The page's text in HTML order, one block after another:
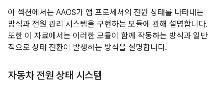
이 섹션에서는 AAOS가 앱 프로세서의 전원 상태를 나타내는
방식과 전원 관리 시스템을 구현하는 모듈에 관해 설명합니다.
또한 이 자료에서는 이러한 모듈이 함께 작동하는 방식과 일반
적으로 상태 전환이 발생하는 방식을 설명합니다.
자동차 전원 상태 시스템